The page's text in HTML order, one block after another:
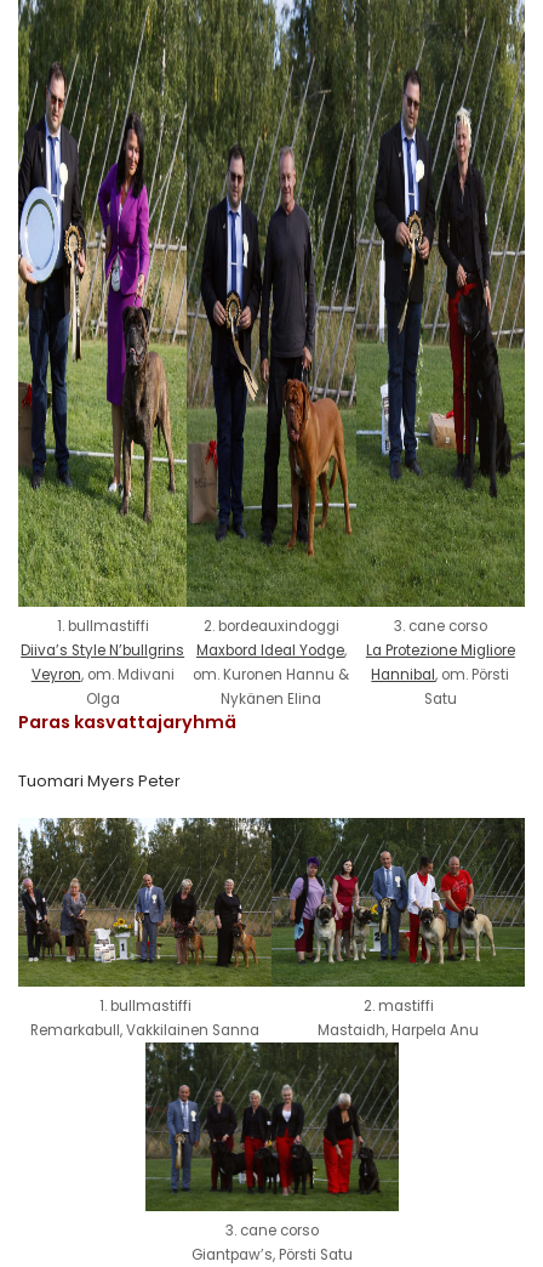
1. bullmastiffi
Diiva’s Style N’bullgrins
Veyron, om. Mdivani
Olga
2. bordeauxindoggi
Maxbord Ideal Yodge,
om. Kuronen Hannu &
Nykänen Elina
3. cane corso
La Protezione Migliore
Hannibal, om. Pörsti
Satu
Paras kasvattajaryhmä
Tuomari Myers Peter
1. bullmastiffi
Remarkabull, Vakkilainen Sanna
2. mastiffi
Mastaidh, Harpela Anu
3. cane corso
Giantpaw’s, Pörsti Satu